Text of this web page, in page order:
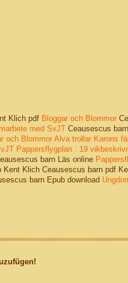
Klich pdf Bloggar och Blommor
med SvJTCeausescus
och Blommor Alva trollar Karons
Pappersflygplan : 19
barn Läs online
Klich Ceausescus barn pdf
barn Epub download